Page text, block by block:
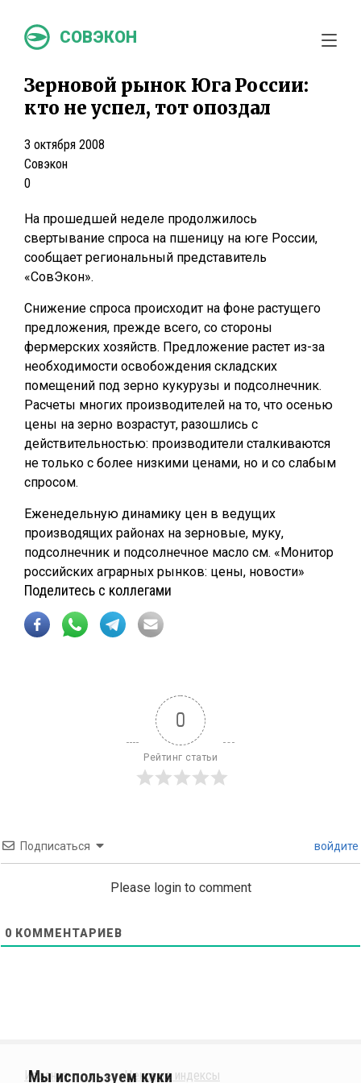
СОВЭКОН
Зерновой рынок Юга России:
кто не успел, тот опоздал
3 октября 2008
Совэкон
0
На прошедшей неделе продолжилось
свертывание спроса на пшеницу на юге России,
сообщает региональный представитель
«СовЭкон».
Снижение спроса происходит на фоне растущего
предложения, прежде всего, со стороны
фермерских хозяйств. Предложение растет из-за
необходимости освобождения складских
помещений под зерно кукурузы и подсолнечник.
Расчеты многих производителей на то, что осенью
цены на зерно возрастут, разошлись с
действительностью: производители сталкиваются
не только с более низкими ценами, но и со слабым
спросом.
Еженедельную динамику цен в ведущих
производящих районах на зерновые, муку,
подсолнечник и подсолнечное масло см. «Монитор
российских аграрных рынков: цены, новости»
Поделитесь с коллегами
0
Рейтинг статьи
Подписаться войдите
Please login to comment
0 КОММЕНТАРИЕВ
Издания Ценовые индексы